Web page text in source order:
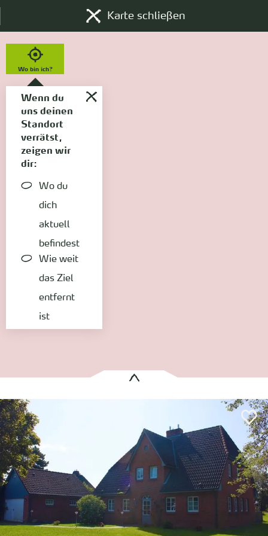
Karte schließen
Wo bin ich?
Wenn du
uns deinen
Standort
verrätst,
zeigen wir
dir:
Wo du
dich
aktuell
befindest
Wie weit
das Ziel
entfernt
ist
Es wurden
Haus Strandherz Hausteil Steuerbord
Utersum